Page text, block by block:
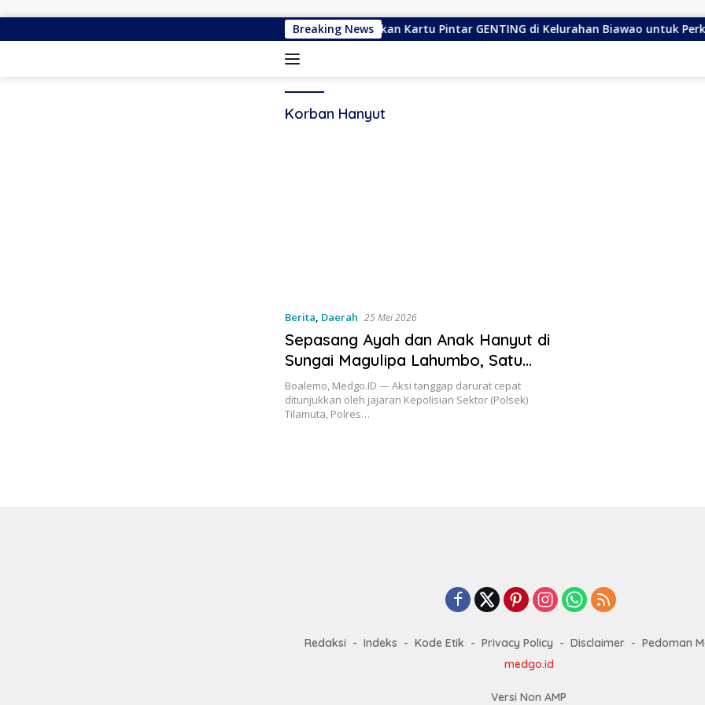
Breaking News
KKN-PK UNG Hadirkan Kartu Pintar GENTING di Kelurahan Biawao untuk
Korban Hanyut
Berita, Daerah 25 Mei 2026
Sepasang Ayah dan Anak Hanyut di
Sungai Magulipa Lahumbo, Satu
Korban Ditemukan Meninggal Dunia
Boalemo, Medgo.ID — Aksi tanggap darurat cepat
ditunjukkan oleh jajaran Kepolisian Sektor (Polsek)
Tilamuta, Polres…
Redaksi Indeks Kode Etik Privacy Policy Disclaimer
Pedoman
medgo.id
Versi Non AMP